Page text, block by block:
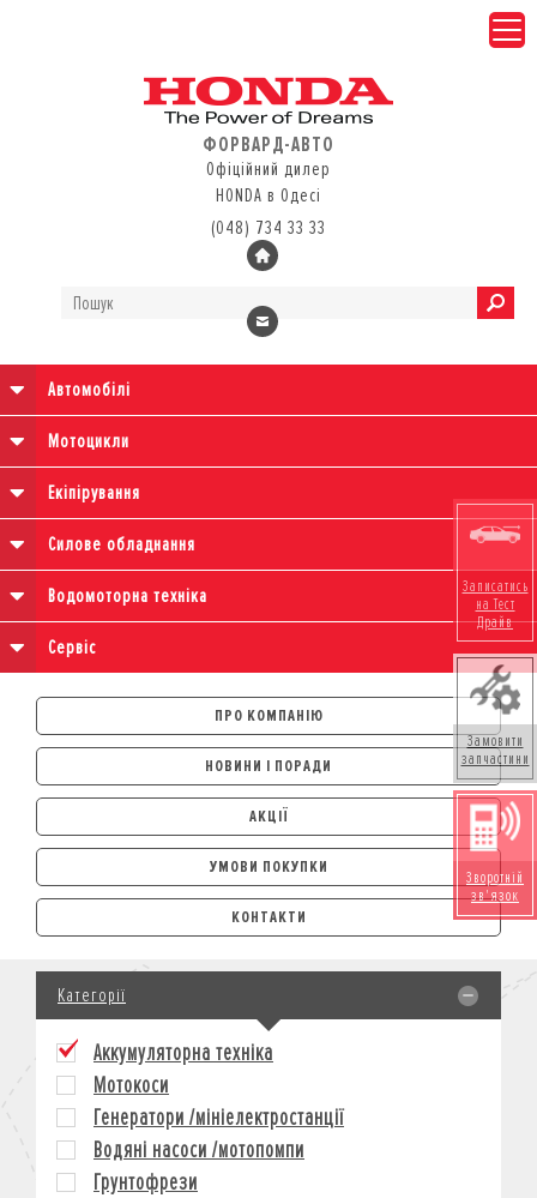
ФОРВАРД-АВТО
Офіційний дилер
HONDA в Одесі
(048) 734 33 33
Автомобілі
Мотоцикли
Екіпірування
Силове обладнання
Водомоторна техніка
Сервіс
ПРО КОМПАНІЮ
НОВИНИ І ПОРАДИ
АКЦІЇ
УМОВИ ПОКУПКИ
АВТОМОБІЛІ
ЛІЗИНГ
КРЕДИТ
СТРАХУВАННЯ
КОРПОРАТИВНИМ КЛІЄНТАМ
МОТОЦИКЛИ
КРЕДИТ
СТРАХУВАННЯ
КОРПОРАТИВНИМ КЛІЄНТАМ
КОНТАКТИ
Записатись
на Тест
Драйв
Замовити
запчастини
Зворотній
зв'язок
Категорії
Аккумуляторна техніка
Мотокоси
Генератори /мініелектростанції
Водяні насоси /мотопомпи
Грунтофрези